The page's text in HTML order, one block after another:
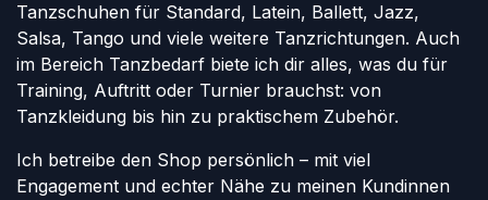
Tanzschuhen für Standard, Latein, Ballett, Jazz,
Salsa, Tango und viele weitere Tanzrichtungen. Auch
im Bereich Tanzbedarf biete ich dir alles, was du für
Training, Auftritt oder Turnier brauchst: von
Tanzkleidung bis hin zu praktischem Zubehör.
Ich betreibe den Shop persönlich – mit viel
Engagement und echter Nähe zu meinen Kundinnen